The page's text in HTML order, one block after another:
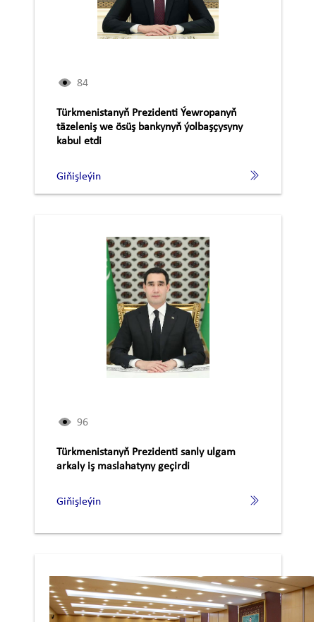
84
Türkmenistanyň Prezidenti Ýewropanyň
täzeleniş we ösüş bankynyň ýolbaşçysyny
kabul etdi
Giňişleýin
96
Türkmenistanyň Prezidenti sanly ulgam
arkaly iş maslahatyny geçirdi
Giňişleýin